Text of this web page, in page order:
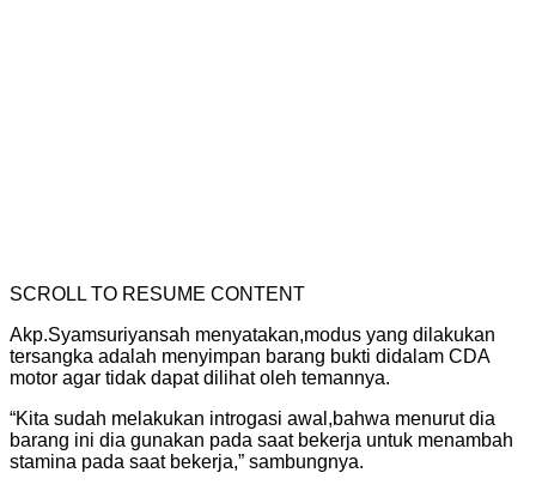
SCROLL TO RESUME CONTENT
Akp.Syamsuriyansah menyatakan,modus yang dilakukan
tersangka adalah menyimpan barang bukti didalam CDA
motor agar tidak dapat dilihat oleh temannya.
“Kita sudah melakukan introgasi awal,bahwa menurut dia
barang ini dia gunakan pada saat bekerja untuk menambah
stamina pada saat bekerja,” sambungnya.